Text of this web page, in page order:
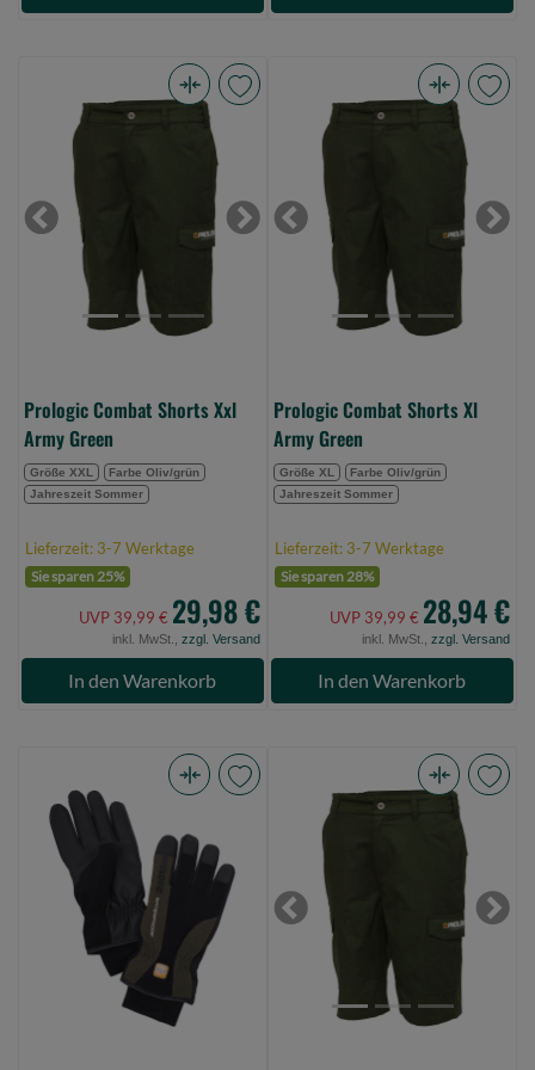
Prologic
Combat
Xxl
ArmyPrevious Next
Prologic Combat Shorts Xxl
Army Green
Größe XXL
Farbe Oliv/grün
Jahreszeit Sommer
Lieferzeit: 3-7 Werktage
Sie sparen 25%
UVP 39,99 € 29,98 €
inkl. MwSt., zzgl. Versand
In den Warenkorb
Prologic
Combat
Xl
ArmyPrevious Next
Prologic Combat Shorts Xl
Army Green
Größe XL
Farbe Oliv/grün
Jahreszeit Sommer
Lieferzeit: 3-7 Werktage
Sie sparen 28%
UVP 39,99 € 28,94 €
inkl. MwSt., zzgl. Versand
In den Warenkorb
Prologic
Winter
Waterproof
Green/Black
Prologic
Combat
ArmyPrevious Next